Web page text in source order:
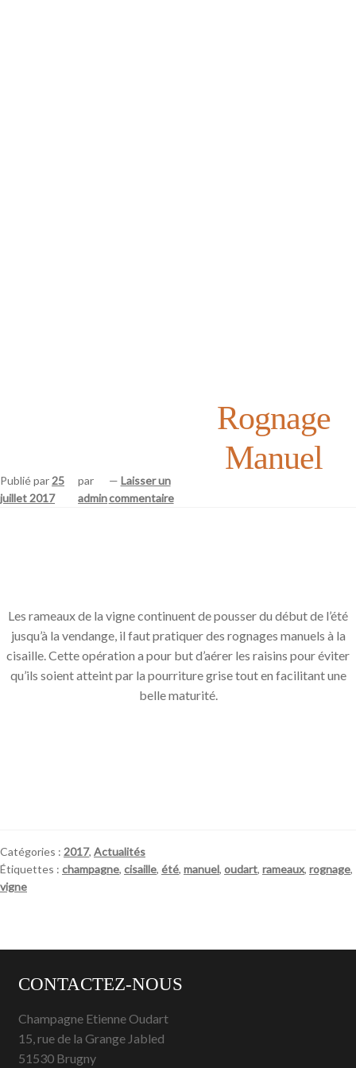
Publié par 25
juillet 2017
par
admin
— Laisser un
commentaire
Rognage
Manuel
Les rameaux de la vigne continuent de pousser du début de l’été
jusqu’à la vendange, il faut pratiquer des rognages manuels à la
cisaille. Cette opération a pour but d’aérer les raisins pour éviter
qu’ils soient atteint par la pourriture grise tout en facilitant une
belle maturité.
Catégories : 2017, Actualités
Étiquettes : champagne, cisaille, été, manuel, oudart, rameaux, rognage,
vigne
CONTACTEZ-NOUS
Champagne Etienne Oudart
15, rue de la Grange Jabled
51530 Brugny